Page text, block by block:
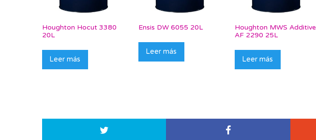
Houghton Hocut 3380
20L
Leer más
Ensis DW 6055 20L
Leer más
Houghton MWS Additive
AF 2290 25L
Leer más